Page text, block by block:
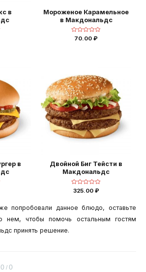
в
Мороженое Карамельное
в Макдональдс
Оценка
70.00 ₽
в
Двойной Биг Тейсти в
Макдональдс
Оценка
0
325.00 ₽
попробовали данное блюдо, оставьте
нем, чтобы помочь остальным гостям
принять решение.
0 / 0